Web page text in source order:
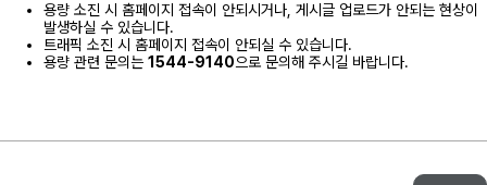
용량 소진 시 홈페이지 접속이 안되시거나, 게시글 업로드가 안되는 현상이
발생하실 수 있습니다.
트래픽 소진 시 홈페이지 접속이 안되실 수 있습니다.
용량 관련 문의는 1544-9140으로 문의해 주시길 바랍니다.